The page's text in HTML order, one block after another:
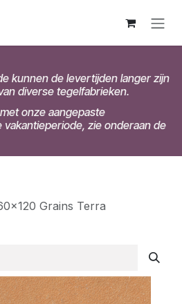
kunnen de levertijden langer zijn
diverse tegelfabrieken.
onze aangepaste
vakantieperiode, zie onderaan de
Grains Terra